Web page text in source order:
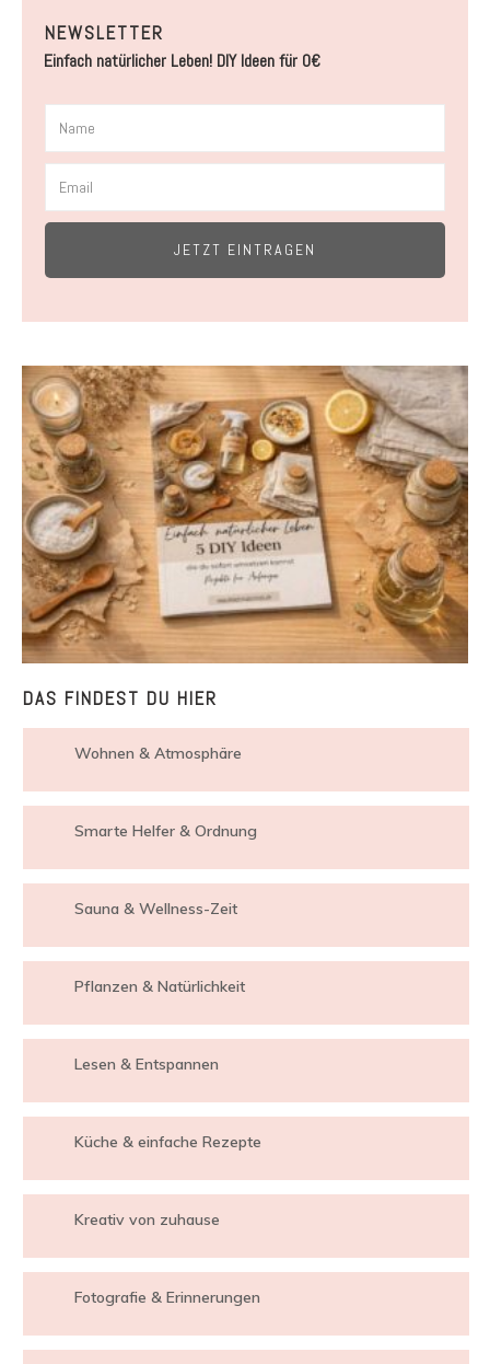
NEWSLETTER
Einfach natürlicher Leben! DIY Ideen für 0€
JETZT EINTRAGEN
DAS FINDEST DU HIER
Wohnen & Atmosphäre
Smarte Helfer & Ordnung
Sauna & Wellness-Zeit
Pflanzen & Natürlichkeit
Lesen & Entspannen
Küche & einfache Rezepte
Kreativ von zuhause
Fotografie & Erinnerungen